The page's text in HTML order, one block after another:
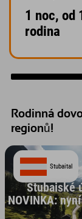
1 noc, od
rodina
Rodinná
regionů!
Stubaital
Stubaiské
NOVINKA: